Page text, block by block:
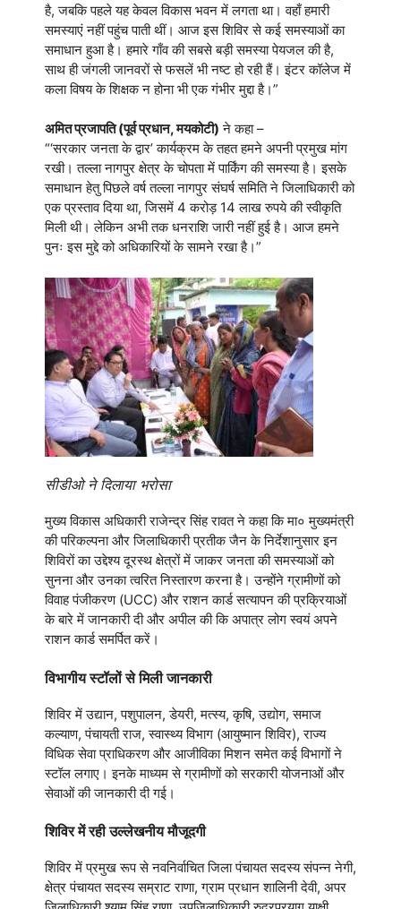
है, जबकि पहले यह केवल विकास भवन में लगता था। वहाँ हमारी
समस्याएं नहीं पहुंच पाती थीं। आज इस शिविर से कई समस्याओं का
समाधान हुआ है। हमारे गाँव की सबसे बड़ी समस्या पेयजल की है,
साथ ही जंगली जानवरों से फसलें भी नष्ट हो रही हैं। इंटर कॉलेज में
कला विषय के शिक्षक न होना भी एक गंभीर मुद्दा है।”
अमित प्रजापति (पूर्व प्रधान, मयकोटी) ने कहा –
“‘सरकार जनता के द्वार’ कार्यक्रम के तहत हमने अपनी प्रमुख मांग
रखी। तल्ला नागपुर क्षेत्र के चोपता में पार्किंग की समस्या है। इसके
समाधान हेतु पिछले वर्ष तल्ला नागपुर संघर्ष समिति ने जिलाधिकारी को
एक प्रस्ताव दिया था, जिसमें 4 करोड़ 14 लाख रुपये की स्वीकृति
मिली थी। लेकिन अभी तक धनराशि जारी नहीं हुई है। आज हमने
पुनः इस मुद्दे को अधिकारियों के सामने रखा है।”
सीडीओ ने दिलाया भरोसा
मुख्य विकास अधिकारी राजेन्द्र सिंह रावत ने कहा कि मा० मुख्यमंत्री
की परिकल्पना और जिलाधिकारी प्रतीक जैन के निर्देशानुसार इन
शिविरों का उद्देश्य दूरस्थ क्षेत्रों में जाकर जनता की समस्याओं को
सुनना और उनका त्वरित निस्तारण करना है। उन्होंने ग्रामीणों को
विवाह पंजीकरण (UCC) और राशन कार्ड सत्यापन की प्रक्रियाओं
के बारे में जानकारी दी और अपील की कि अपात्र लोग स्वयं अपने
राशन कार्ड समर्पित करें।
विभागीय स्टॉलों से मिली जानकारी
शिविर में उद्यान, पशुपालन, डेयरी, मत्स्य, कृषि, उद्योग, समाज
कल्याण, पंचायती राज, स्वास्थ्य विभाग (आयुष्मान शिविर), राज्य
विधिक सेवा प्राधिकरण और आजीविका मिशन समेत कई विभागों ने
स्टॉल लगाए। इनके माध्यम से ग्रामीणों को सरकारी योजनाओं और
सेवाओं की जानकारी दी गई।
शिविर में रही उल्लेखनीय मौजूदगी
शिविर में प्रमुख रूप से नवनिर्वाचित जिला पंचायत सदस्य संपन्न नेगी,
क्षेत्र पंचायत सदस्य सम्राट राणा, ग्राम प्रधान शालिनी देवी, अपर